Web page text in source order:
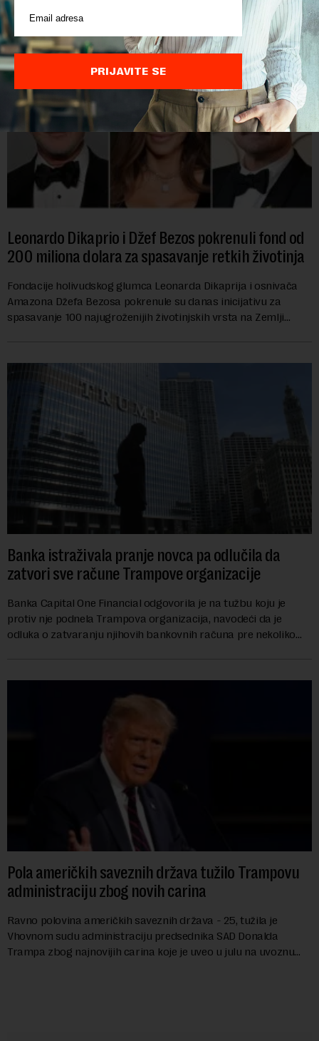
pokazalo da su ovi siste...
Leonardo Dikaprio i Džef Bezos pokrenuli fond od
200 miliona dolara za spasavanje retkih životinja
Fondacije holivudskog glumca Leonarda Dikaprija i osnivača
Amazona Džefa Bezosa pokrenule su danas inicijativu za
spasavanje 100 najugroženijih životinjskih vrsta na Zemlji
Banka istraživala pranje novca pa odlučila da
zatvori sve račune Trampove organizacije
Banka Capital One Financial odgovorila je na tužbu koju je
protiv nje podnela Trampova organizacija, navodeći da je
odluka o zatvaranju njihovih bankovnih računa pre nekoliko
Pola američkih saveznih država tužilo Trampovu
administraciju zbog novih carina
Ravno polovina američkih saveznih država - 25, tužila je
Vhovnom sudu administraciju predsednika SAD Donalda
Trampa zbog najnovijih carina koje je uveo u julu na uvoznu
PRIJAVITE SE